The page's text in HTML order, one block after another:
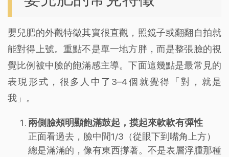
嬰兒肥的外觀特徵其實很直觀，照鏡子或翻翻自拍就
能對得上號。重點不是單一地方胖，而是整張臉的視
覺比例被中臉的飽滿感主導。下面這幾點是最常見的
表現形式，很多人中了3–4個就覺得「對，就是
我」。
兩側臉頰明顯飽滿鼓起，摸起來軟軟有彈性
正面看過去，臉中間1/3（從眼下到嘴角上方）
總是滿滿的，像有東西撐著。不是表層浮腫那種